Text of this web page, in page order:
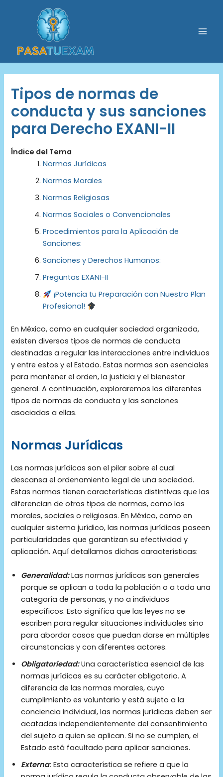
Tipos de normas de
conducta y sus sanciones
para Derecho EXANI-II
Índice del Tema
Normas Jurídicas
Normas Morales
Normas Religiosas
Normas Sociales o Convencionales
Procedimientos para la Aplicación de
Sanciones:
Sanciones y Derechos Humanos:
Preguntas EXANI-II
¡Potencia tu Preparación con Nuestro Plan
Profesional!
En México, como en cualquier sociedad organizada,
existen diversos tipos de normas de conducta
destinadas a regular las interacciones entre individuos
y entre estos y el Estado. Estas normas son esenciales
para mantener el orden, la justicia y el bienestar
general. A continuación, exploraremos los diferentes
tipos de normas de conducta y las sanciones
asociadas a ellas.
Normas Jurídicas
Las normas jurídicas son el pilar sobre el cual
descansa el ordenamiento legal de una sociedad.
Estas normas tienen características distintivas que las
diferencian de otros tipos de normas, como las
morales, sociales o religiosas. En México, como en
cualquier sistema jurídico, las normas jurídicas poseen
particularidades que garantizan su efectividad y
aplicación. Aquí detallamos dichas características:
Generalidad:Las normas jurídicas son generales
porque se aplican a toda la población o a toda una
categoría de personas, y no a individuos
específicos. Esto significa que las leyes no se
escriben para regular situaciones individuales sino
para abordar casos que puedan darse en múltiples
circunstancias y con diferentes actores.
Obligatoriedad:Una característica esencial de las
normas jurídicas es su carácter obligatorio. A
diferencia de las normas morales, cuyo
cumplimiento es voluntario y está sujeto a la
conciencia individual, las normas jurídicas deben ser
acatadas independientemente del consentimiento
del sujeto a quien se aplican. Si no se cumplen, el
Estado está facultado para aplicar sanciones.
Externa: Esta característica se refiere a que la